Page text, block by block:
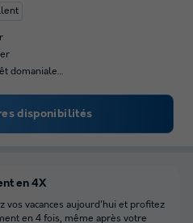
domaniale…
disponibilités
en 4X
vos vacances aujourd'hui et profitez
en 4 fois, même après votre